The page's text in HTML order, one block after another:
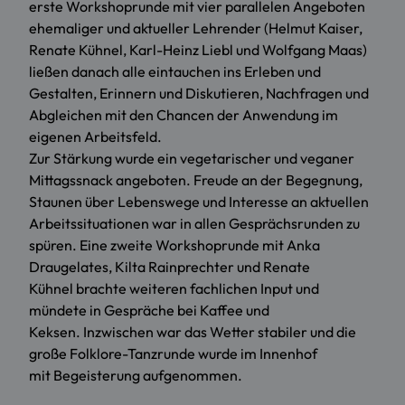
erste Workshoprunde mit vier parallelen Angeboten
ehemaliger und aktueller Lehrender (Helmut Kaiser,
Renate Kühnel, Karl-Heinz Liebl und Wolfgang Maas)
ließen danach alle eintauchen ins Erleben und
Gestalten, Erinnern und Diskutieren, Nachfragen und
Abgleichen mit den Chancen der Anwendung im
eigenen Arbeitsfeld.
Zur Stärkung wurde ein vegetarischer und veganer
Mittagssnack angeboten. Freude an der Begegnung,
Staunen über Lebenswege und Interesse an aktuellen
Arbeitssituationen war in allen Gesprächsrunden zu
spüren. Eine zweite Workshoprunde mit Anka
Draugelates, Kilta Rainprechter und Renate
Kühnel brachte weiteren fachlichen Input und
mündete in Gespräche bei Kaffee und
Keksen. Inzwischen war das Wetter stabiler und die
große Folklore-Tanzrunde wurde im Innenhof
mit Begeisterung aufgenommen.